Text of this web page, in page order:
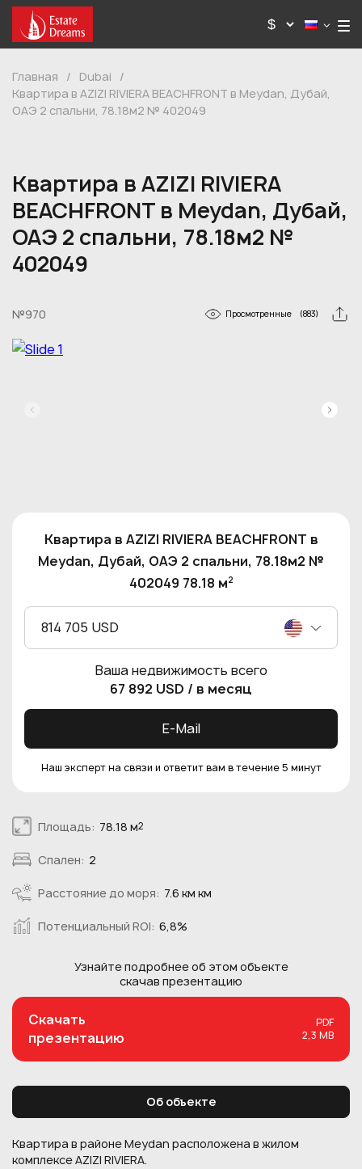
Главная / Dubai
/
Квартира в AZIZI RIVIERA BEACHFRONT в Meydan, Дубай,
ОАЭ 2 спальни, 78.18м2 № 402049
Квартира в AZIZI RIVIERA
BEACHFRONT в Meydan, Дубай,
ОАЭ 2 спальни, 78.18м2 №
402049
№970 Просмотренные (883)
Площадь: 78.18 м2
Спален: 2
Расстояние до моря: 7.6 км км
Потенциальный ROI: 6,8%
Узнайте подробнее об этом объекте
скачав презентацию
Скачать
презентацию
PDF
2,3 MB
Об объекте
Квартира в районе Meydan расположена в жилом
комплексе AZIZI RIVIERA.
Квартира в AZIZI RIVIERA BEACHFRONT в
Meydan, Дубай, ОАЭ 2 спальни, 78.18м2 №
402049 78.18 м2
814 705 USD
Ваша недвижимость всего
67 892 USD / в месяц
E-Mail
Наш эксперт на связи и ответит вам в течение 5 минут